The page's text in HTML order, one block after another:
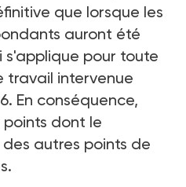
que lorsque les
auront été
s'applique pour toute
intervenue
En conséquence,
points dont le
autres points de